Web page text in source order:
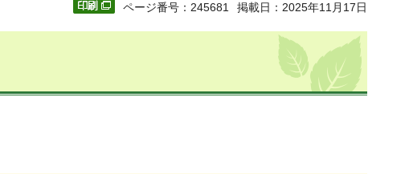
ページ番号：245681 掲載日：2025年11月17日